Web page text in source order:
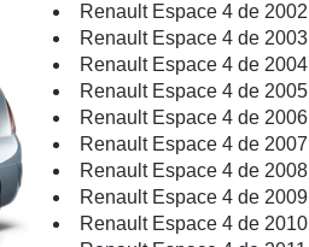
Renault Espace 4 de 2002
Renault Espace 4 de 2003
Renault Espace 4 de 2004
Renault Espace 4 de 2005
Renault Espace 4 de 2006
Renault Espace 4 de 2007
Renault Espace 4 de 2008
Renault Espace 4 de 2009
Renault Espace 4 de 2010